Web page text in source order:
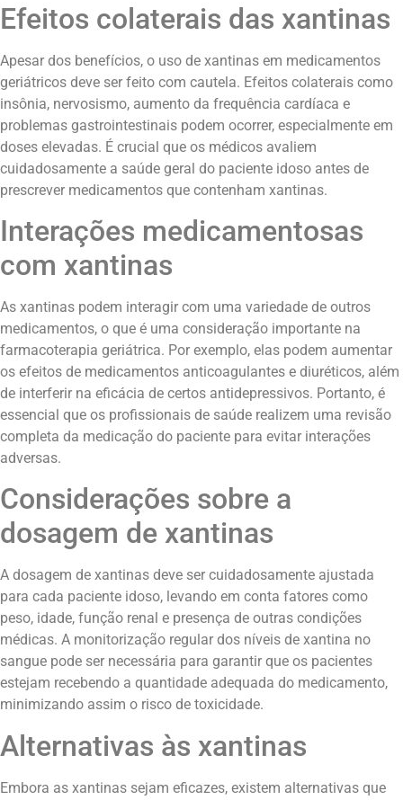
Efeitos colaterais das xantinas
Apesar dos benefícios, o uso de xantinas em medicamentos
geriátricos deve ser feito com cautela. Efeitos colaterais como
insônia, nervosismo, aumento da frequência cardíaca e
problemas gastrointestinais podem ocorrer, especialmente em
doses elevadas. É crucial que os médicos avaliem
cuidadosamente a saúde geral do paciente idoso antes de
prescrever medicamentos que contenham xantinas.
Interações medicamentosas
com xantinas
As xantinas podem interagir com uma variedade de outros
medicamentos, o que é uma consideração importante na
farmacoterapia geriátrica. Por exemplo, elas podem aumentar
os efeitos de medicamentos anticoagulantes e diuréticos, além
de interferir na eficácia de certos antidepressivos. Portanto, é
essencial que os profissionais de saúde realizem uma revisão
completa da medicação do paciente para evitar interações
adversas.
Considerações sobre a
dosagem de xantinas
A dosagem de xantinas deve ser cuidadosamente ajustada
para cada paciente idoso, levando em conta fatores como
peso, idade, função renal e presença de outras condições
médicas. A monitorização regular dos níveis de xantina no
sangue pode ser necessária para garantir que os pacientes
estejam recebendo a quantidade adequada do medicamento,
minimizando assim o risco de toxicidade.
Alternativas às xantinas
Embora as xantinas sejam eficazes, existem alternativas que